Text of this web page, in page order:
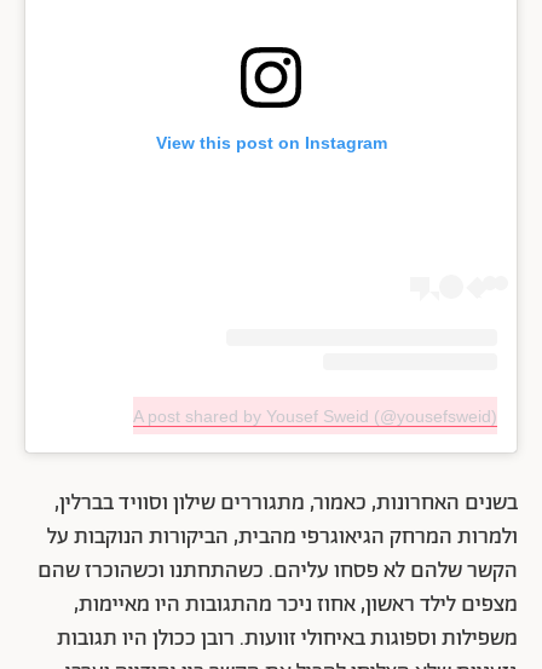
View this post on Instagram
A post shared by Yousef Sweid (@yousefsweid)
בשנים האחרונות, כאמור, מתגוררים שילון וסוויד בברלין,
ולמרות המרחק הגיאוגרפי מהבית, הביקורות הנוקבות על
הקשר שלהם לא פסחו עליהם. כשהתחתנו וכשהוכרז שהם
מצפים לילד ראשון, אחוז ניכר מהתגובות היו מאיימות,
משפילות וספוגות באיחולי זוועות. רובן ככולן היו תגובות